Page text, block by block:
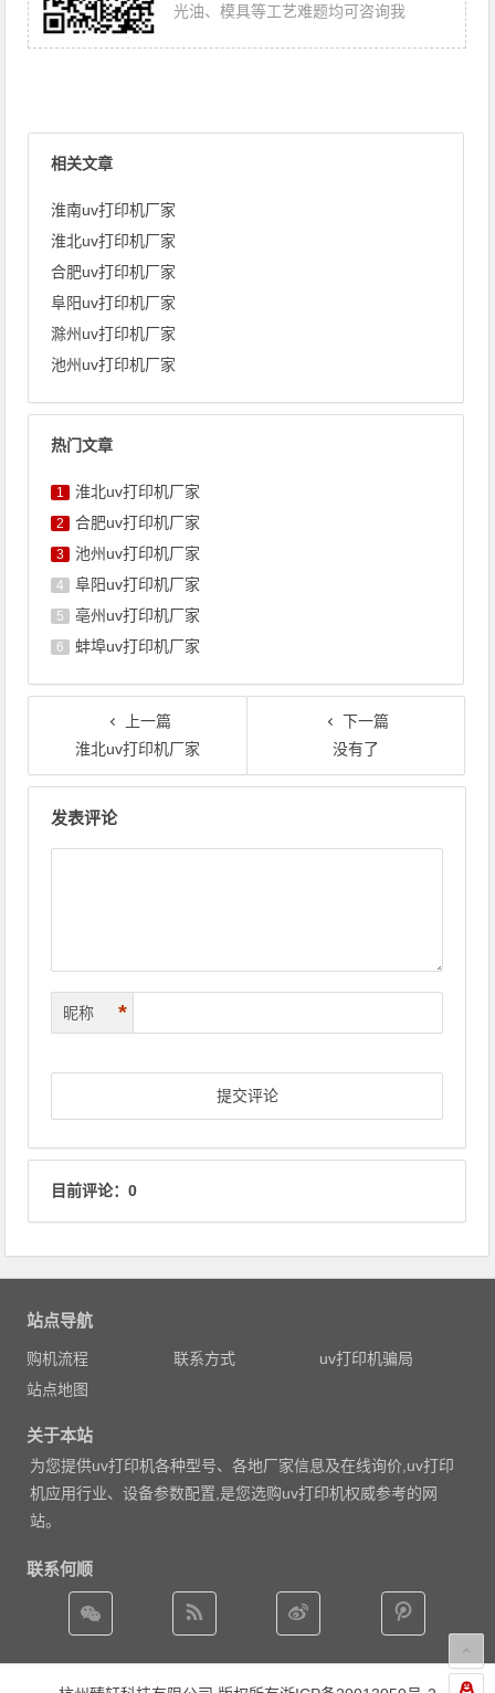
光油、模具等工艺难题均可咨询我
相关文章
淮南uv打印机厂家
淮北uv打印机厂家
合肥uv打印机厂家
阜阳uv打印机厂家
滁州uv打印机厂家
池州uv打印机厂家
热门文章
1 淮北uv打印机厂家
2 合肥uv打印机厂家
3 池州uv打印机厂家
4 阜阳uv打印机厂家
5 亳州uv打印机厂家
6 蚌埠uv打印机厂家
上一篇
淮北uv打印机厂家
下一篇
没有了
发表评论
昵称 *
目前评论：0
站点导航
购机流程 联系方式
uv打印机骗局
站点地图
关于本站
为您提供uv打印机各种型号、各地厂家信息及在线询价,uv打印
机应用行业、设备参数配置,是您选购uv打印机权威参考的网
站。
联系何顺